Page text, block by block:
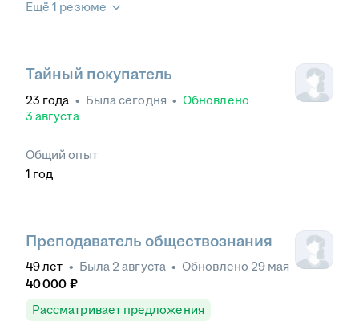
Ещё 1 резюме
Тайный покупатель
23 года • Быласегодня • Обновлено
3 августа
Общий опыт
1 год
Преподаватель обществознания
49лет • Была 2 августа • Обновлено 29 мая
40 000 ₽
Рассматривает предложения